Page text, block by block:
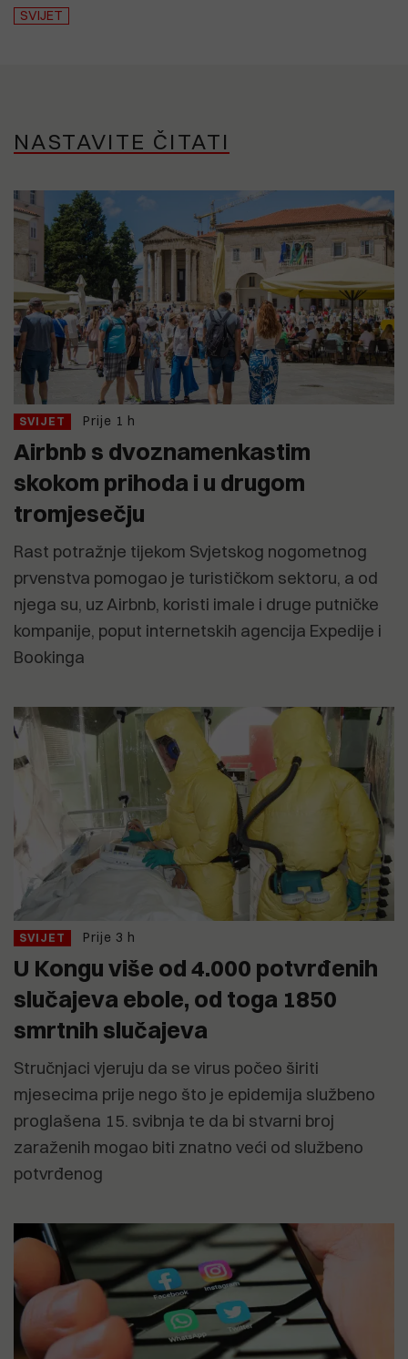
SVIJET
NASTAVITE ČITATI
SVIJET Prije 1 h
Airbnb s dvoznamenkastim
skokom prihoda i u drugom
tromjesečju
Rast potražnje tijekom Svjetskog nogometnog
prvenstva pomogao je turističkom sektoru, a od
njega su, uz Airbnb, koristi imale i druge putničke
kompanije, poput internetskih agencija Expedije i
Bookinga
SVIJET Prije 3 h
U Kongu više od 4.000 potvrđenih
slučajeva ebole, od toga 1850
smrtnih slučajeva
Stručnjaci vjeruju da se virus počeo širiti
mjesecima prije nego što je epidemija službeno
proglašena 15. svibnja te da bi stvarni broj
zaraženih mogao biti znatno veći od službeno
potvrđenog